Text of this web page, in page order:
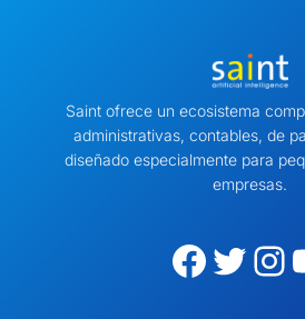
Saint ofrece un ecosistema
administrativas, contables, de
diseñado especialmente para
empresas.
Facebook Twitter Instagram